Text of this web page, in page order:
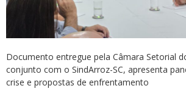
Documento entregue pela Câmara Setorial
conjunto com o SindArroz-SC, apresenta
crise e propostas de enfrentamento